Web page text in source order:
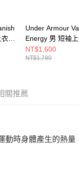
衣
Under Armour
Energy 男 短袖
6009761-410
NT$1,600
NT$1,780
關推薦
動時身體產生的熱量